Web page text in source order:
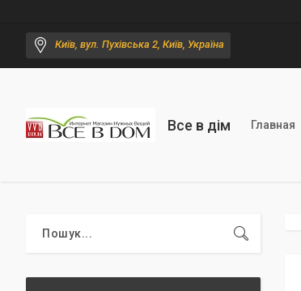
Київ, вул. Пухівська 2, Київ, Україна
Все в дім Главная